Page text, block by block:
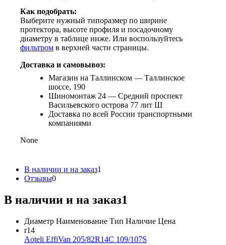
Как подобрать:
Выберите нужный типоразмер по ширине
протектора, высоте профиля и посадочному
диаметру в таблице ниже. Или воспользуйтесь
фильтром в верхней части страницы.
Доставка и самовывоз:
Магазин на Таллинском — Таллинское
шоссе, 190
Шиномонтаж 24 — Средний проспект
Васильевского острова 77 лит Ш
Доставка по всей России транспортными
компаниями
None
В наличии и на заказ1
Отзывы0
В наличии и на заказ1
Диаметр Наименование Тип Наличие Цена
r14
Aoteli EffiVan 205/82R14C 109/107S